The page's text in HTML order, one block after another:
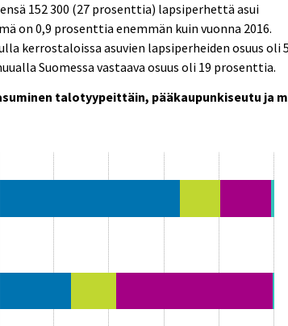
152 300 (27 prosenttia) lapsiperhettä asui
on 0,9 prosenttia enemmän kuin vuonna 2016.
kerrostaloissa asuvien lapsiperheiden osuus oli
Suomessa vastaava osuus oli 19 prosenttia.
talotyypeittäin, pääkaupunkiseutu ja